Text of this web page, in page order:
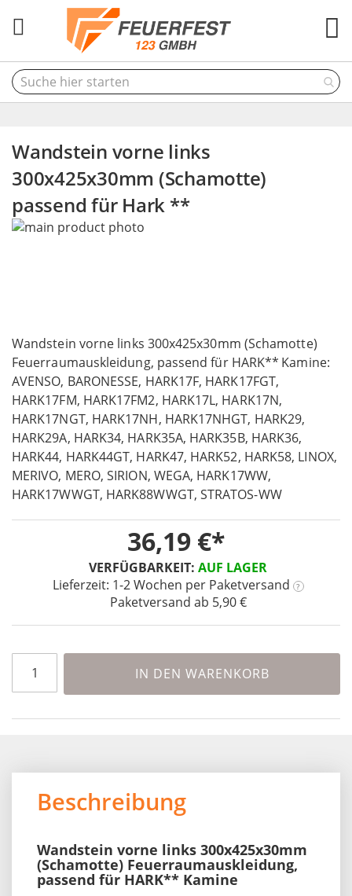
Wandstein vorne links
300x425x30mm (Schamotte)
passend für Hark **
Wandstein vorne links 300x425x30mm (Schamotte)
Feuerraumauskleidung, passend für HARK** Kamine:
AVENSO, BARONESSE, HARK17F, HARK17FGT,
HARK17FM, HARK17FM2, HARK17L, HARK17N,
HARK17NGT, HARK17NH, HARK17NHGT, HARK29,
HARK29A, HARK34, HARK35A, HARK35B, HARK36,
HARK44, HARK44GT, HARK47, HARK52, HARK58, LINOX,
MERIVO, MERO, SIRION, WEGA, HARK17WW,
HARK17WWGT, HARK88WWGT, STRATOS-WW
VERFÜGBARKEIT: AUF LAGER
Lieferzeit: 1-2 Wochen per Paketversand ?
Paketversand ab 5,90 €
36,19 €
IN DEN WARENKORB
Skip
gallery
to
the
beginning
of
the
images
gallery
Beschreibung
Wandstein vorne links 300x425x30mm
(Schamotte) Feuerraumauskleidung,
passend für HARK** Kamine